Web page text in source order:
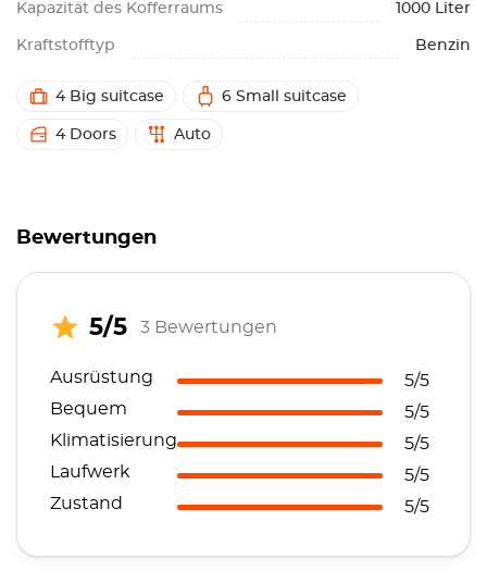
Kapazität des Kofferraums 1000 Liter
Kraftstofftyp Benzin
4 Big suitcase 6 Small suitcase
4 Doors Auto
Bewertungen
5/5 3 Bewertungen
Ausrüstung
5/5
Bequem
5/5
Klimatisierung
5/5
Laufwerk
5/5
Zustand
5/5